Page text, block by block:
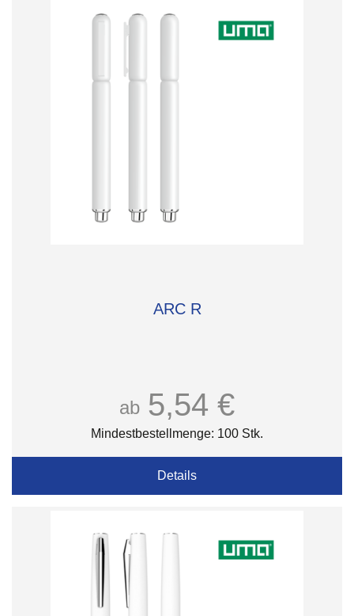
ARC R
ab 5,54 €
Mindestbestellmenge: 100 Stk.
Details